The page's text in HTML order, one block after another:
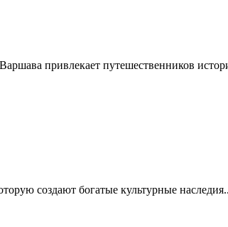
привлекает путешественников
создают богатые культурные